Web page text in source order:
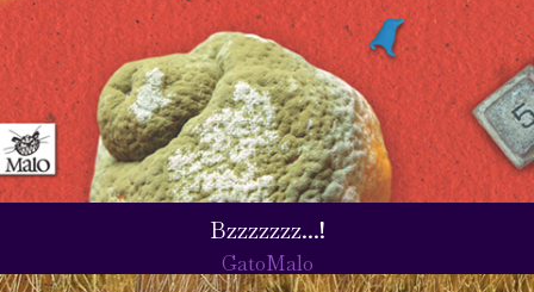
Bzzzzzzz...!
GatoMalo